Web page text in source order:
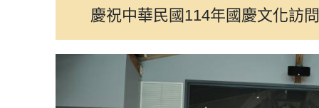
慶祝中華民國114年國慶文化訪